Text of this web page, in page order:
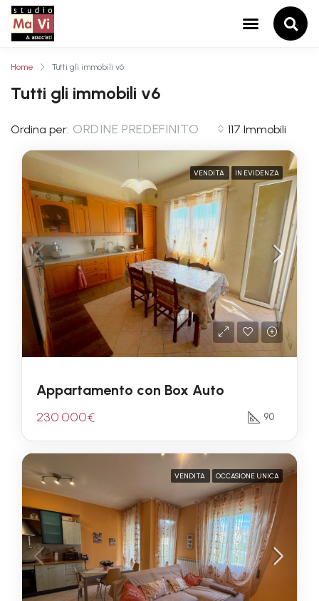
Home Tutti gli immobili v6
Tutti gli immobili v6
117 Immobili
Ordina per: ORDINE PREDEFINITO
VENDITA IN EVIDENZA
Appartamento con Box Auto
230.000€ 90
VENDITA OCCASIONE UNICA